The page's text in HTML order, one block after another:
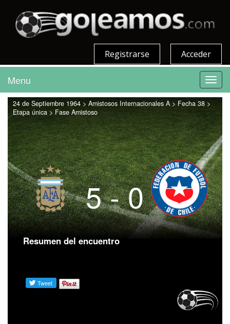
Acceder
Registrarse
Menu
24 de Septiembre 1964 > Amistosos Internacionales A > Fecha 38 >
Etapa única > Fase Amistoso
5 - 0
Resumen del encuentro